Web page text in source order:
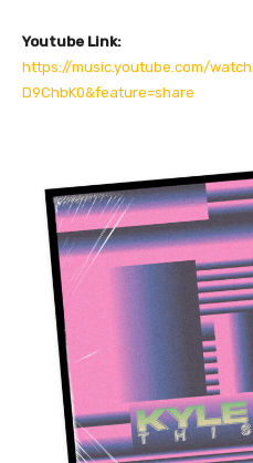
Youtube Link:
https://music.youtube.com/
D9ChbK0&feature=share